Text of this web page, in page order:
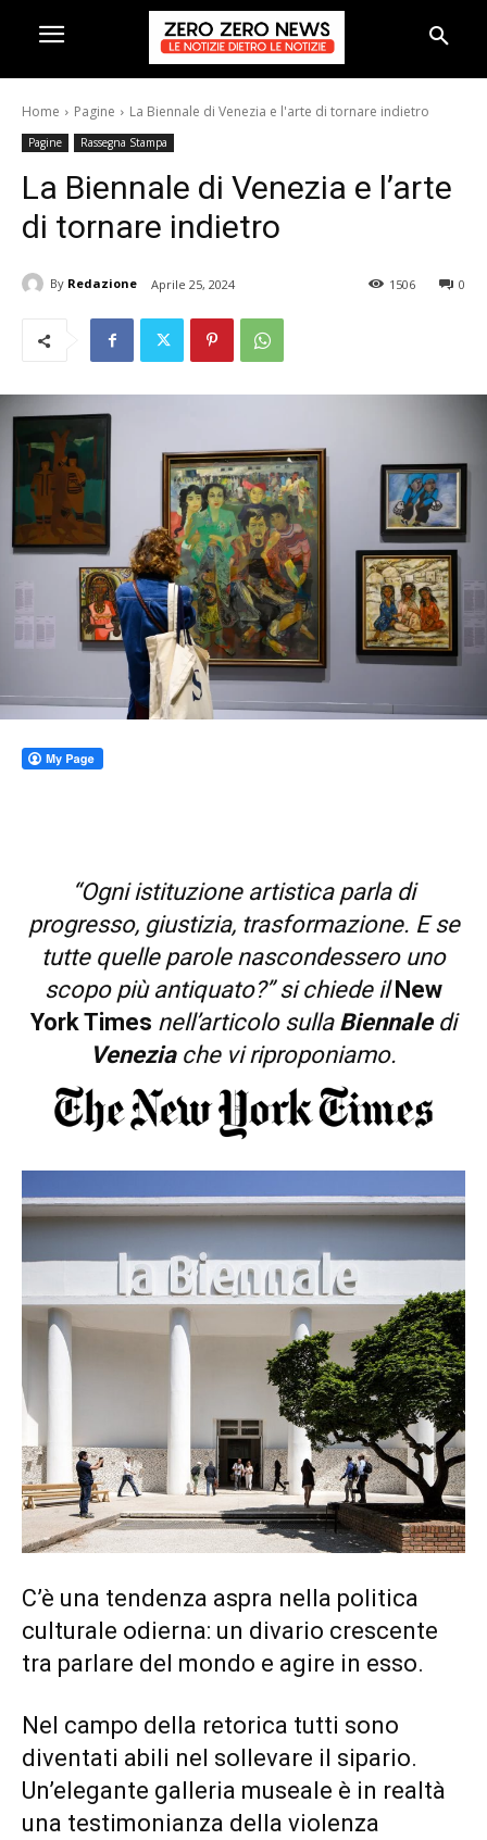
Home Pagine La Biennale di Venezia e l'arte di tornare indietro
Pagine Rassegna Stampa
La Biennale di Venezia e l’arte
di tornare indietro
By Redazione Aprile 25, 2024 0
1506
“Ogni istituzione artistica parla di
progresso, giustizia, trasformazione. E se
tutte quelle parole nascondessero uno
scopo più antiquato?” si chiede ilNew
York Times nell’articolo sulla Biennaledi
Veneziache vi riproponiamo.
C’è una tendenza aspra nella politica
culturale odierna: un divario crescente
tra parlare del mondo e agire in esso.
Nel campo della retorica tutti sono
diventati abili nel sollevare il sipario.
Un’elegante galleria museale è in realtà
una testimonianza della violenza